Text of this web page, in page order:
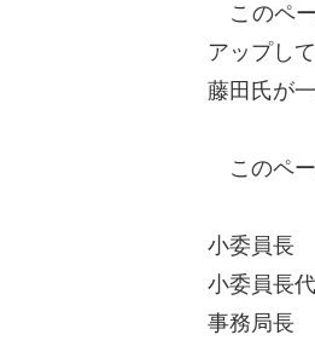
このペー
アップし
藤田氏が
このペー
小委員
小委員長
事務局